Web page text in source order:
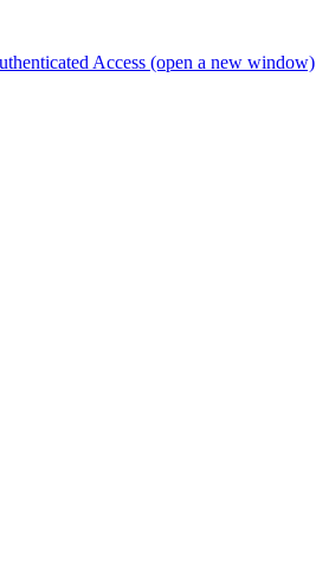
Access (open a new window)